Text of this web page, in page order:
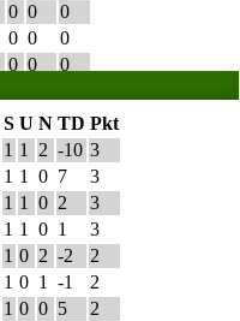
0 0
0
0 0
0
0 0 0
S U N TD Pkt
1 1 2 -10 3
1 1 0 7
3
1 1 0 2
3
1 1 0 1
3
1 0 2 -2
2
1 0 1 -1
2
1 0 0 5
2